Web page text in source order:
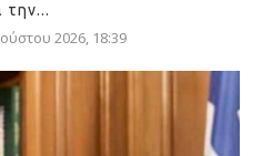
την...
2026, 18:39